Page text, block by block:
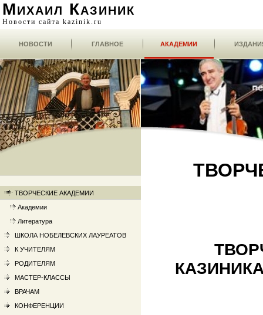
Михаил Казиник
Новости сайта kazinik.ru
НОВОСТИ ГЛАВНОЕ АКАДЕМИИ
ТВОРЧЕСКИЕ АКАДЕМИИ
Академии
Литература
ШКОЛА НОБЕЛЕВСКИХ ЛАУРЕАТОВ
К УЧИТЕЛЯМ
РОДИТЕЛЯМ
МАСТЕР-КЛАССЫ
ВРАЧАМ
КОНФЕРЕНЦИИ